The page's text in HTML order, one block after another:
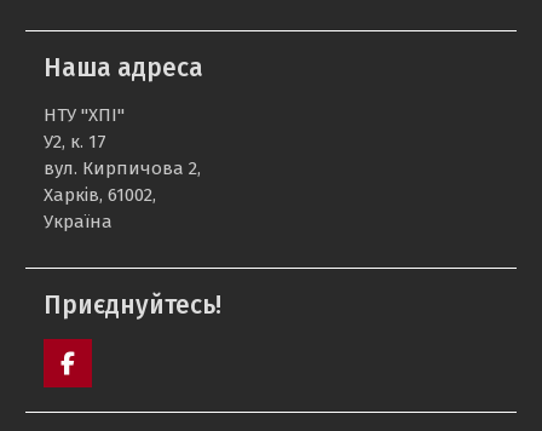
Наша адреса
НТУ "ХПІ"
У2, к. 17
вул. Кирпичова 2,
Харків, 61002,
Україна
Приєднуйтесь!